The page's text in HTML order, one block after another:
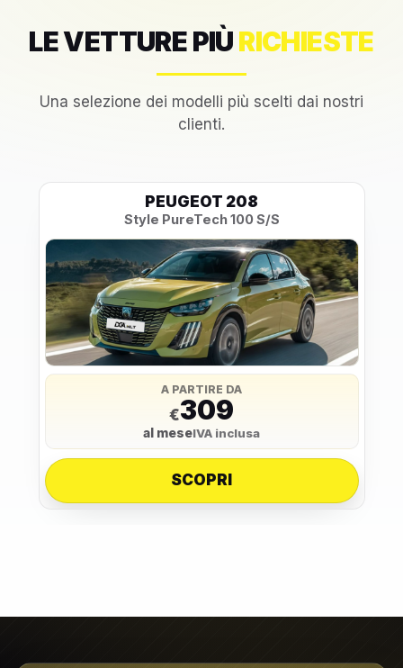
LE VETTURE PIÙRICHIESTE
Una selezione dei modelli più scelti dai nostri
clienti.
PEUGEOT 208
Style PureTech 100 S/S
A PARTIRE DA
€309
al meseIVA inclusa
SCOPRI